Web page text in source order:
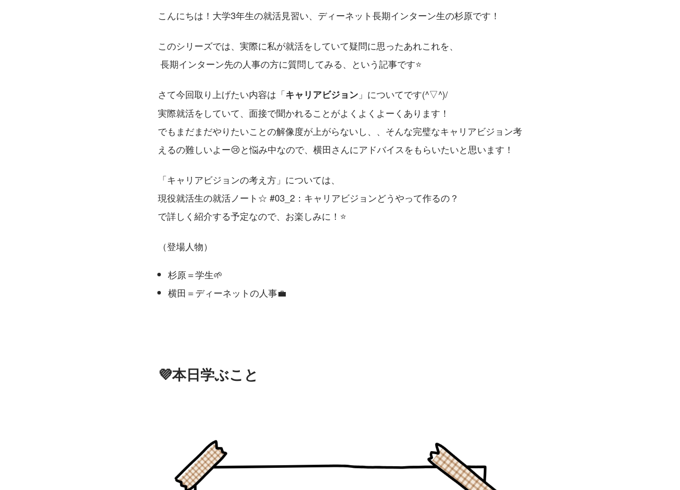
こんにちは！大学3年生の就活見習い、ディーネット長期インターン生の杉原です！
このシリーズでは、実際に私が就活をしていて疑問に思ったあれこれを、
長期インターン先の人事の方に質問してみる、という記事です⭐
さて今回取り上げたい内容は「キャリアビジョン 」についてです(^▽^)/
実際就活をしていて、面接で聞かれることがよくよくよーくあります！
でもまだまだやりたいことの解像度が上がらないし、、そんな完璧なキャリアビジョン考
えるの難しいよー😢と悩み中なので、横田さんにアドバイスをもらいたいと思います！
「キャリアビジョンの考え方」については、
現役就活生の就活ノート☆ #03_2：キャリアビジョンどうやって作るの？
で詳しく紹介する予定なので、お楽しみに！⭐
（登場人物）
杉原＝学生🌱
横田＝ディーネットの人事💼
💜本日学ぶこと